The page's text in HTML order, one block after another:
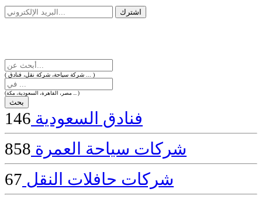
( شركة سياحة، شركة نقل، فنادق ... )
(مصر، القاهرة، السعودية، مكة ... )
فنادق السعودية 146
شركات سياحة العمرة 858
شركات حافلات النقل 67